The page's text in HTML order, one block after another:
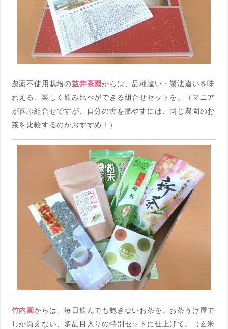
農薬不使用栽培の益井茶園からは、品種違い・製法違いを味
わえる、楽しく飲み比べができる組合せセットを。（マニア
が喜ぶ組合せですが、自分の舌を肥やすには、同じ農園のお
茶を比較するのがおすすめ！）
竹内園からは、毎日飲んでも飽きないお茶を、お茶うけ屋で
しか買えない、多品目入りの特別セットに仕上げて。（玄米